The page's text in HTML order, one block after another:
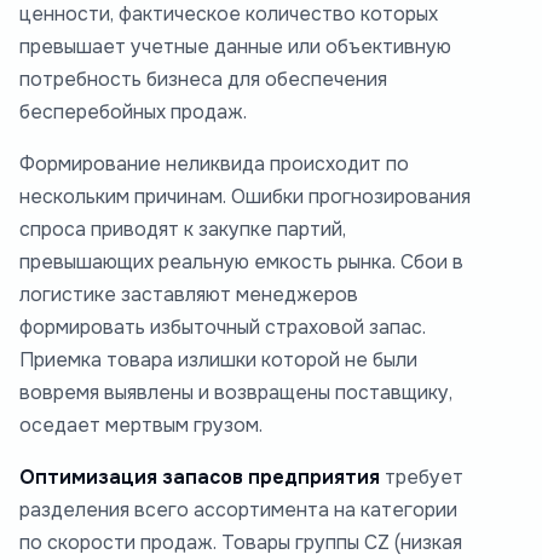
ценности, фактическое количество которых
превышает учетные данные или объективную
потребность бизнеса для обеспечения
бесперебойных продаж.
Формирование неликвида происходит по
нескольким причинам. Ошибки прогнозирования
спроса приводят к закупке партий,
превышающих реальную емкость рынка. Сбои в
логистике заставляют менеджеров
формировать избыточный страховой запас.
Приемка товара излишки которой не были
вовремя выявлены и возвращены поставщику,
оседает мертвым грузом.
Оптимизация запасов предприятия требует
разделения всего ассортимента на категории
по скорости продаж. Товары группы CZ (низкая